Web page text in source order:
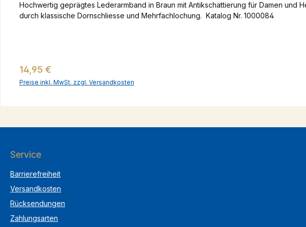
Hochwertig geprägtes Lederarmband in Braun mit Antikschattierung für Damen
durch klassische Dornschliesse und Mehrfachlochung. Katalog Nr. 1000084
Regulärer Preis:
14,95 €
Preise inkl. MwSt. zzgl. Versandkosten
Service
Barrierefreiheit
Versandkosten
Rücksendungen
Zahlungsarten